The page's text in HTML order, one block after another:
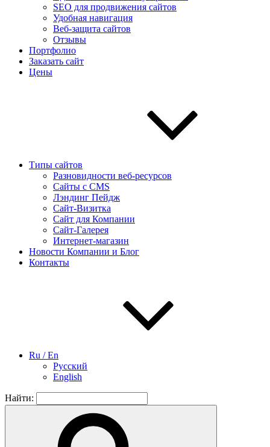
SEO для продвижения сайтов
Удобная навигация
Веб-защита сайтов
Отзывы
Портфолио
Заказать сайт
Цены
Типы сайтов
Разновидности веб-ресурсов
Сайты с CMS
Лэндинг Пейдж
Сайт-Визитка
Сайт для Компании
Сайт-Галерея
Интернет-магазин
Новости Компании и Блог
Контакты
Ru / En
Русский
English
Найти: